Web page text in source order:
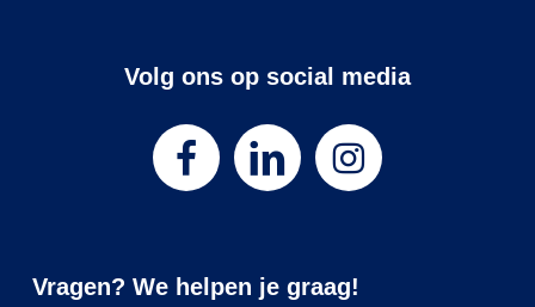
Volg ons op social media
Vragen? We helpen je graag!